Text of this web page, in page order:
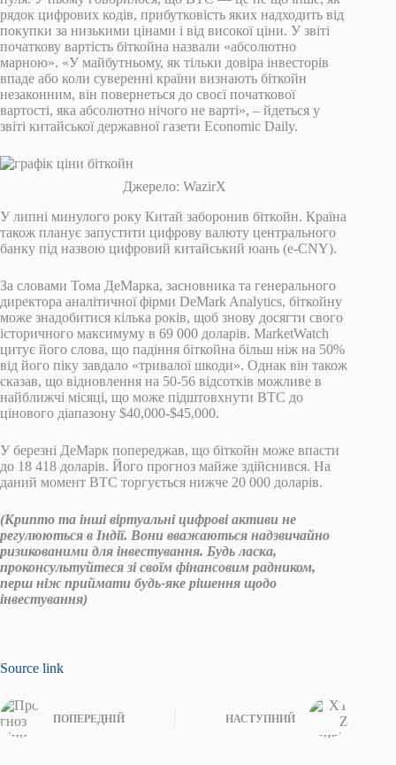
рядок цифрових кодів, прибутковість яких надходить від
покупки за низькими цінами і від високої ціни. У звіті
початкову вартість біткойна назвали «абсолютно
марною». «У майбутньому, як тільки довіра інвесторів
впаде або коли суверенні країни визнають біткойн
незаконним, він повернеться до своєї початкової
вартості, яка абсолютно нічого не варті», – йдеться у
звіті китайської державної газети Economic Daily.
Джерело: WazirX
У липні минулого року Китай заборонив біткойн. Країна
також планує запустити цифрову валюту центрального
банку під назвою цифровий китайський юань (e-CNY).
За словами Тома ДеМарка, засновника та генерального
директора аналітичної фірми DeMark Analytics, біткойну
може знадобитися кілька років, щоб знову досягти свого
історичного максимуму в 69 000 доларів. MarketWatch
цитує його слова, що падіння біткойна більш ніж на 50%
від його піку завдало «тривалої шкоди». Однак він також
сказав, що відновлення на 50-56 відсотків можливе в
найближчі місяці, що може підштовхнути BTC до
цінового діапазону $40,000-$45,000.
У березні ДеМарк попереджав, що біткойн може впасти
до 18 418 доларів. Його прогноз майже здійснився. На
даний момент BTC торгується нижче 20 000 доларів.
(Крипто та інші віртуальні цифрові активи не
регулюються в Індії. Вони вважаються надзвичайно
ризикованими для інвестування. Будь ласка,
проконсультуйтеся зі своїм фінансовим радником,
перш ніж приймати будь-яке рішення щодо
інвестування)
Source link
ПОПЕРЕДНІЙ НАСТУПНИЙ